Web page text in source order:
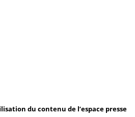
du contenu de l’espace presse